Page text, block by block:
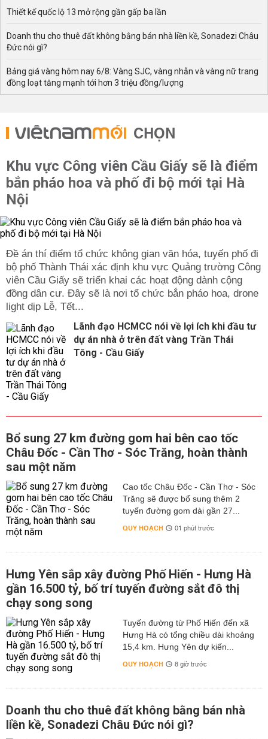
Thiết kế quốc lộ 13 mở rộng gần gấp ba lần
Doanh thu cho thuê đất không bằng bán nhà liền kề, Sonadezi Châu
Đức nói gì?
Bảng giá vàng hôm nay 6/8: Vàng SJC, vàng nhẫn và vàng nữ trang
đồng loạt tăng mạnh tới hơn 3 triệu đồng/lượng
CHỌN
Khu vực Công viên Cầu Giấy sẽ là điểm
bắn pháo hoa và phố đi bộ mới tại Hà
Nội
Đề án thí điểm tổ chức không gian văn hóa, tuyến phố đi
bộ phố Thành Thái xác định khu vực Quảng trường Công
viên Cầu Giấy sẽ triển khai các hoạt động dành cộng
đồng dân cư. Đây sẽ là nơi tổ chức bắn pháo hoa, drone
light dịp Lễ, Tết...
Lãnh đạo HCMCC nói về lợi ích khi đầu tư
dự án nhà ở trên đất vàng Trần Thái
Tông - Cầu Giấy
Bổ sung 27 km đường gom hai bên cao tốc
Châu Đốc - Cần Thơ - Sóc Trăng, hoàn thành
sau một năm
Cao tốc Châu Đốc - Cần Thơ - Sóc
Trăng sẽ được bổ sung thêm 2
tuyến đường gom dài gần 27...
QUY HOẠCH 01 phút trước
Hưng Yên sắp xây đường Phố Hiến - Hưng Hà
gần 16.500 tỷ, bố trí tuyến đường sắt đô thị
chạy song song
Tuyến đường từ Phố Hiến đến xã
Hưng Hà có tổng chiều dài khoảng
15,4 km. Hưng Yên dự kiến...
QUY HOẠCH 8 giờ trước
Doanh thu cho thuê đất không bằng bán nhà
liền kề, Sonadezi Châu Đức nói gì?